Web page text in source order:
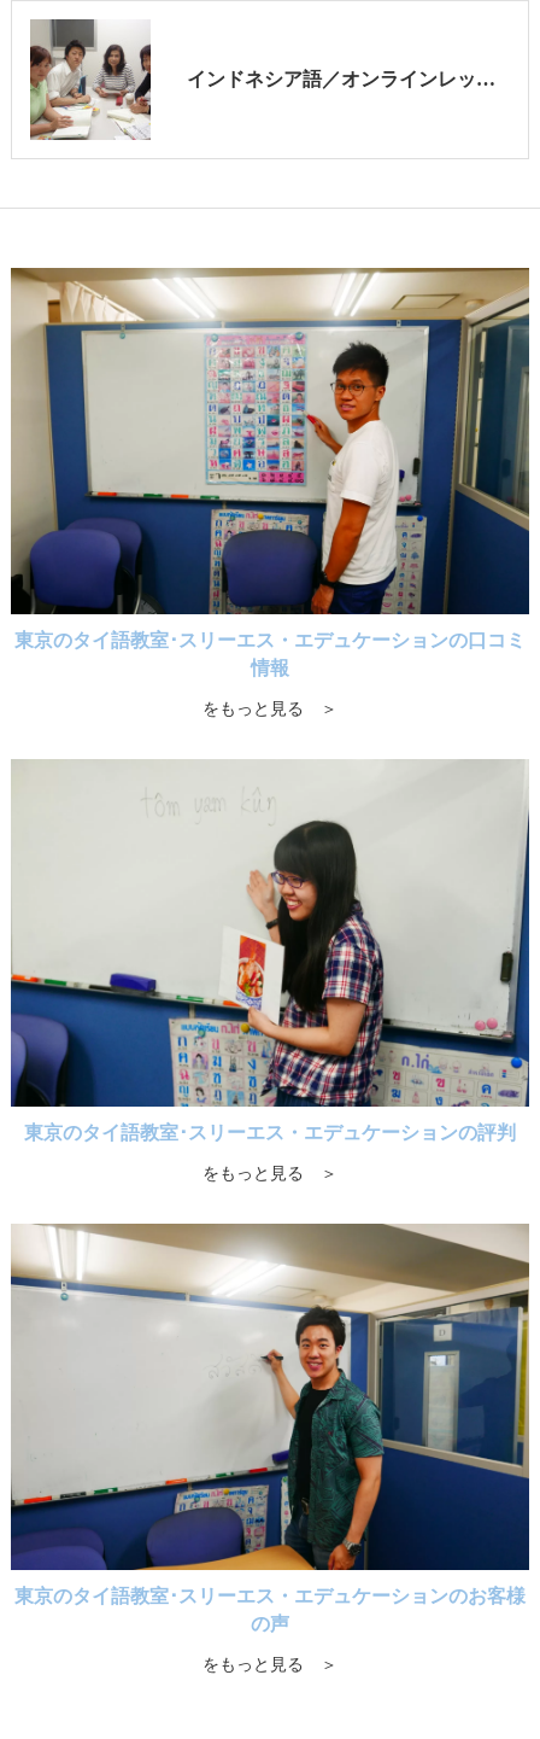
インドネシア語／オンラインレッスン
東京のタイ語教室･スリーエス・エデュケーションの口コミ
情報
をもっと見る ＞
東京のタイ語教室･スリーエス・エデュケーションの評判
をもっと見る ＞
東京のタイ語教室･スリーエス・エデュケーションのお客様
の声
をもっと見る ＞